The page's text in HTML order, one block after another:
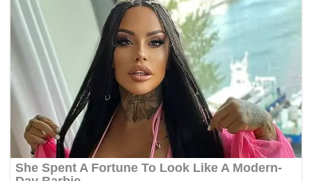
Kemasik, sudah 91.8 peratus siap dan dijangka beroperasi
penuh pada akhir Januari 2025, manakala RTB Sungai
Tepoh dan Benggol Air Lilih yang baru dimulakan,
termasuk di Bukit Puteri dan lain-lain di Bukit payung.
“Tiga projek RTB yang sudah siap di Terengganu iaitu,
RTB Sg Besut Fasa Satu, RTB Gong Kiat dan RTB
Guntung Luar, Setiu,” katanya.
Di Pahang, Perdana Menteri berkata, sebanyak 14 projek
utama dilaksanakan termasuk lapan sedang dalam